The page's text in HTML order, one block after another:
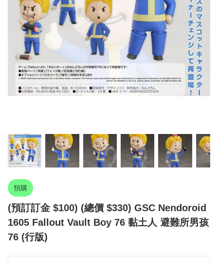
預購
(預訂訂金 $100) (總價 $330) GSC Nendoroid
1605 Fallout Vault Boy 76 黏土人 避難所男孩
76 (行版)